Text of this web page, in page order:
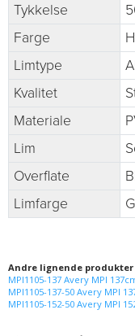
Tykkelse
Farge
Limtype
Kvalitet
Materiale
Lim
Overflate
Limfarge
Andre lignende produkter
MPI1105-137 Avery MPI
MPI1105-137-50 Avery MPI
MPI1105-152-50 Avery MPI